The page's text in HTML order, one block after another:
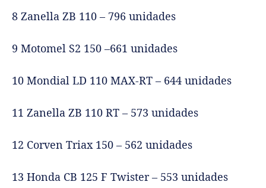
8 Zanella ZB 110 – 796 unidades
9 Motomel S2 150 –661 unidades
10 Mondial LD 110 MAX-RT – 644 unidades
11 Zanella ZB 110 RT – 573 unidades
12 Corven Triax 150 – 562 unidades
13 Honda CB 125 F Twister – 553 unidades